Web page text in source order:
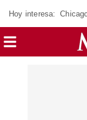
Hoy interesa: